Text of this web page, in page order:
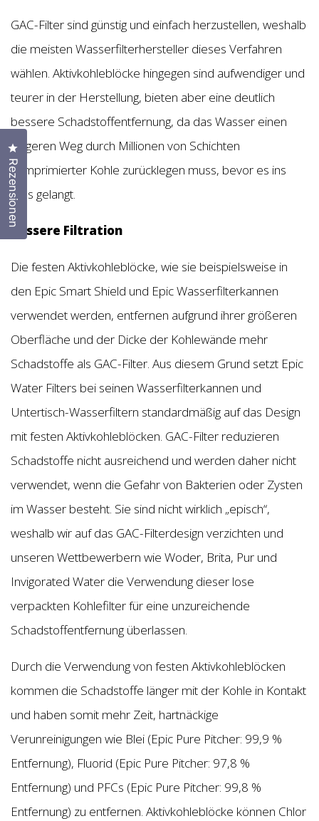
GAC-Filter sind günstig und einfach herzustellen, weshalb
die meisten Wasserfilterhersteller dieses Verfahren
wählen. Aktivkohleblöcke hingegen sind aufwendiger und
teurer in der Herstellung, bieten aber eine deutlich
bessere Schadstoffentfernung, da das Wasser einen
längeren Weg durch Millionen von Schichten
komprimierter Kohle zurücklegen muss, bevor es ins
Glas gelangt.
Bessere Filtration
Die festen Aktivkohleblöcke, wie sie beispielsweise in
den Epic Smart Shield und Epic Wasserfilterkannen
verwendet werden, entfernen aufgrund ihrer größeren
Oberfläche und der Dicke der Kohlewände mehr
Schadstoffe als GAC-Filter. Aus diesem Grund setzt Epic
Water Filters bei seinen Wasserfilterkannen und
Untertisch-Wasserfiltern standardmäßig auf das Design
mit festen Aktivkohleblöcken. GAC-Filter reduzieren
Schadstoffe nicht ausreichend und werden daher nicht
verwendet, wenn die Gefahr von Bakterien oder Zysten
im Wasser besteht. Sie sind nicht wirklich „episch“,
weshalb wir auf das GAC-Filterdesign verzichten und
unseren Wettbewerbern wie Woder, Brita, Pur und
Invigorated Water die Verwendung dieser lose
verpackten Kohlefilter für eine unzureichende
Schadstoffentfernung überlassen.
Durch die Verwendung von festen Aktivkohleblöcken
kommen die Schadstoffe länger mit der Kohle in Kontakt
und haben somit mehr Zeit, hartnäckige
Verunreinigungen wie Blei (Epic Pure Pitcher: 99,9 %
Entfernung), Fluorid (Epic Pure Pitcher: 97,8 %
Entfernung) und PFCs (Epic Pure Pitcher: 99,8 %
Entfernung) zu entfernen. Aktivkohleblöcke können Chlor
Rezensionen
Klicken Sie, um den Bewertungsdialog zu öffnen